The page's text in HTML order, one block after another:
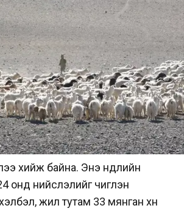
хийж байна. Энэ нүүдлийн
онд нийслэлийг чиглэн
жил тутам 33 мянган хүн